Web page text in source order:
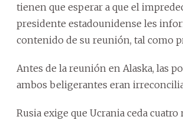
tienen que esperar a que el
presidente estadounidense les
contenido de su reunión, tal como
Antes de la reunión en Alaska, las
ambos beligerantes eran
Rusia exige que Ucrania ceda cuatro